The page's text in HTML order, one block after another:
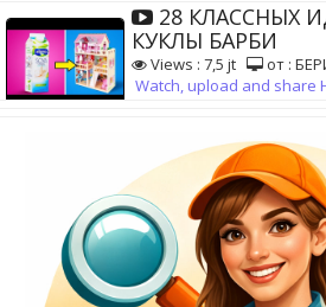
28 КЛАССНЫХ
КУКЛЫ БАРБИ
Views : 7,5 jt
от :
Watch, upload and share